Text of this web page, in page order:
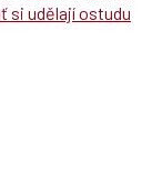
si udělají ostudu